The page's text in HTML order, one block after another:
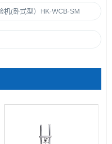
机(卧式型）HK-WCB-SM